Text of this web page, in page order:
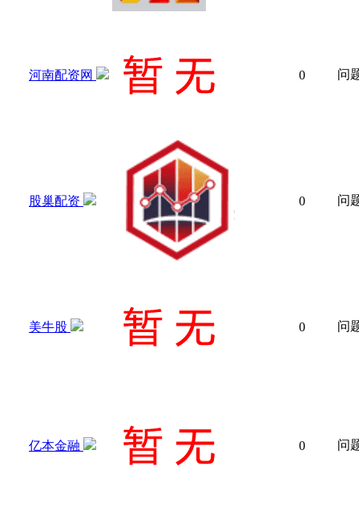
河南配资网 0 问
股巢配资 0 问
美牛股 0 问
亿本金融 0 问